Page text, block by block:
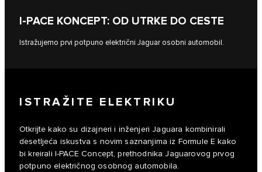
I‑PACE KONCEPT: OD UTRKE DO CESTE
Istražujemo prvi potpuno električni Jaguar osobni automobil.
ISTRAŽITE ELEKTRIKU
Otkrijte kako su dizajneri i inženjeri Jaguara kombinirali
desetljeća iskustva s novim saznanjima iz Formule E kako
bi kreirali I‑PACE Concept, prethodnika Jaguarovog prvog
potpuno električnog osobnog automobila.